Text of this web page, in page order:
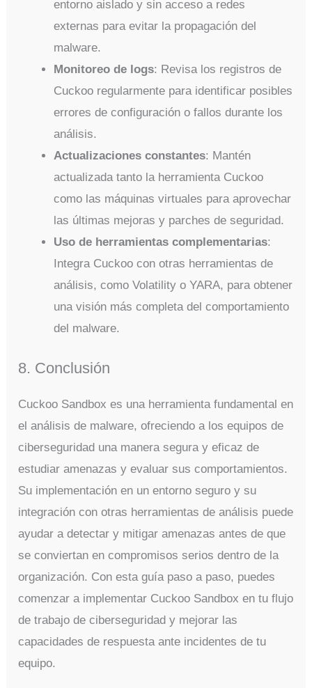
entorno aislado y sin acceso a redes
externas para evitar la propagación del
malware.
Monitoreo de logs: Revisa los registros de
Cuckoo regularmente para identificar posibles
errores de configuración o fallos durante los
análisis.
Actualizaciones constantes: Mantén
actualizada tanto la herramienta Cuckoo
como las máquinas virtuales para aprovechar
las últimas mejoras y parches de seguridad.
Uso de herramientas complementarias:
Integra Cuckoo con otras herramientas de
análisis, como Volatility o YARA, para obtener
una visión más completa del comportamiento
del malware.
8. Conclusión
Cuckoo Sandbox es una herramienta fundamental en
el análisis de malware, ofreciendo a los equipos de
ciberseguridad una manera segura y eficaz de
estudiar amenazas y evaluar sus comportamientos.
Su implementación en un entorno seguro y su
integración con otras herramientas de análisis puede
ayudar a detectar y mitigar amenazas antes de que
se conviertan en compromisos serios dentro de la
organización. Con esta guía paso a paso, puedes
comenzar a implementar Cuckoo Sandbox en tu flujo
de trabajo de ciberseguridad y mejorar las
capacidades de respuesta ante incidentes de tu
equipo.